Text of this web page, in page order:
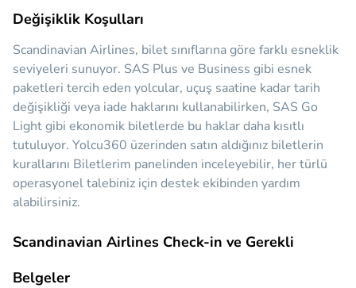
Değişiklik Koşulları
Scandinavian Airlines, bilet sınıflarına göre farklı esneklik
seviyeleri sunuyor. SAS Plus ve Business gibi esnek
paketleri tercih eden yolcular, uçuş saatine kadar tarih
değişikliği veya iade haklarını kullanabilirken, SAS Go
Light gibi ekonomik biletlerde bu haklar daha kısıtlı
tutuluyor. Yolcu360 üzerinden satın aldığınız biletlerin
kurallarını Biletlerim panelinden inceleyebilir, her türlü
operasyonel talebiniz için destek ekibinden yardım
alabilirsiniz.
Scandinavian Airlines Check-in ve Gerekli
Belgeler